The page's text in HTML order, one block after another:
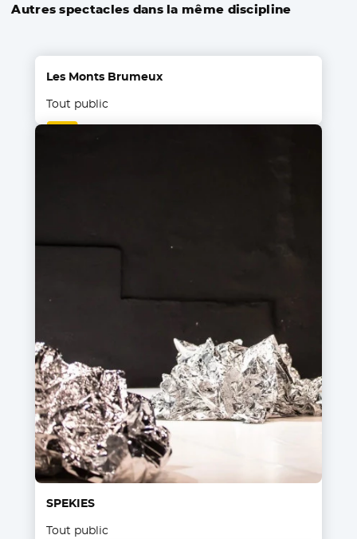
Autres spectacles dans la même discipline
Les Monts Brumeux
Tout public
SPEKIES
Tout public